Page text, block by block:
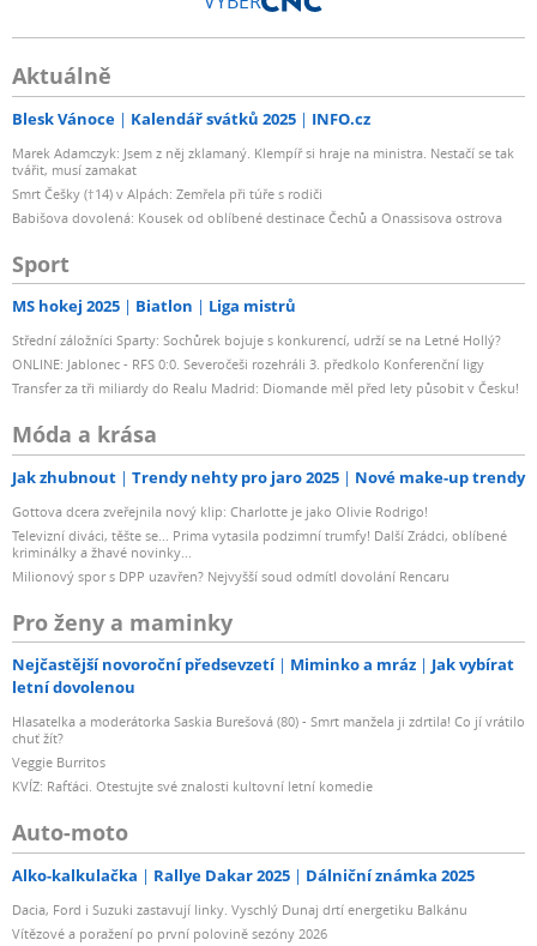
Aktuálně
Blesk Vánoce Kalendář svátků 2025 INFO.cz
Marek Adamczyk: Jsem z něj zklamaný. Klempíř si hraje na ministra. Nestačí se tak
tvářit, musí zamakat
Smrt Češky (†14) v Alpách: Zemřela při túře s rodiči
Babišova dovolená: Kousek od oblíbené destinace Čechů a Onassisova ostrova
Sport
MS hokej 2025 Biatlon Liga mistrů
Střední záložníci Sparty: Sochůrek bojuje s konkurencí, udrží se na Letné Hollý?
ONLINE: Jablonec - RFS 0:0. Severočeši rozehráli 3. předkolo Konferenční ligy
Transfer za tři miliardy do Realu Madrid: Diomande měl před lety působit v Česku!
Móda a krása
Jak zhubnout Trendy nehty pro jaro 2025 Nové make-up trendy
Gottova dcera zveřejnila nový klip: Charlotte je jako Olivie Rodrigo!
Televizní diváci, těšte se... Prima vytasila podzimní trumfy! Další Zrádci, oblíbené
kriminálky a žhavé novinky...
Milionový spor s DPP uzavřen? Nejvyšší soud odmítl dovolání Rencaru
Pro ženy a maminky
Nejčastější novoroční předsevzetí Miminko a mráz
Jak vybírat
letní dovolenou
Hlasatelka a moderátorka Saskia Burešová (80) - Smrt manžela ji zdrtila! Co jí vrátilo
chuť žít?
Veggie Burritos
KVÍZ: Rafťáci. Otestujte své znalosti kultovní letní komedie
Auto-moto
Alko-kalkulačka Rallye Dakar 2025 Dálniční známka 2025
Dacia, Ford i Suzuki zastavují linky. Vyschlý Dunaj drtí energetiku Balkánu
Vítězové a poražení po první polovině sezóny 2026